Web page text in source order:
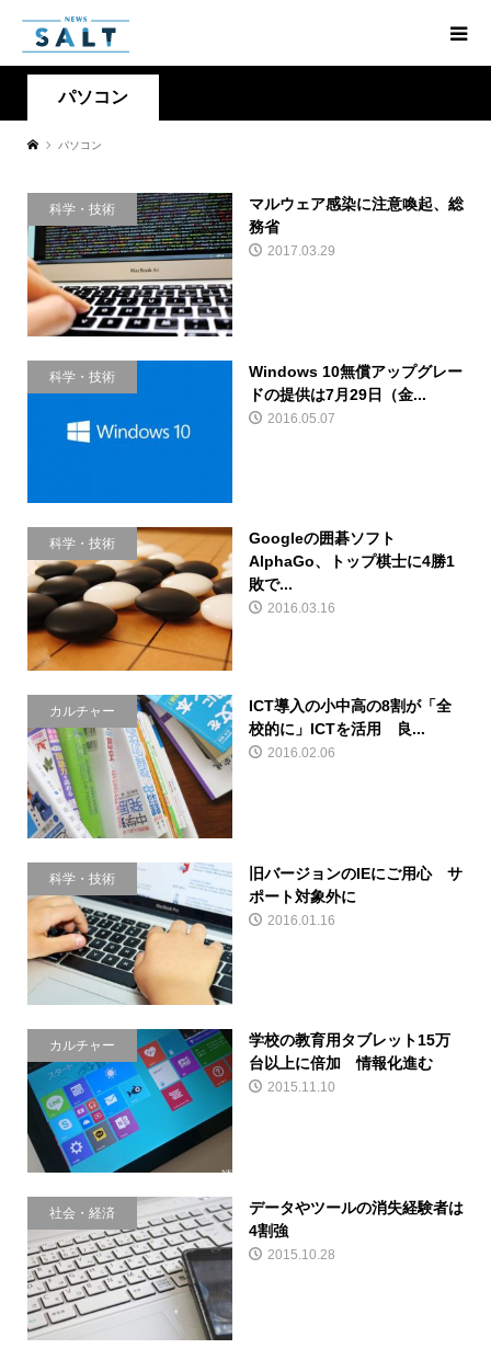
パソコン
パソコン
科学・技術
マルウェア感染に注意喚起、総
務省
2017.03.29
科学・技術
Windows 10無償アップグレー
ドの提供は7月29日（金...
2016.05.07
科学・技術
Googleの囲碁ソフト
AlphaGo、トップ棋士に4勝1
敗で...
2016.03.16
カルチャー
ICT導入の小中高の8割が「全
校的に」ICTを活用 良...
2016.02.06
科学・技術
旧バージョンのIEにご用心 サ
ポート対象外に
2016.01.16
カルチャー
学校の教育用タブレット15万
台以上に倍加 情報化進む
2015.11.10
社会・経済
データやツールの消失経験者は
4割強
2015.10.28